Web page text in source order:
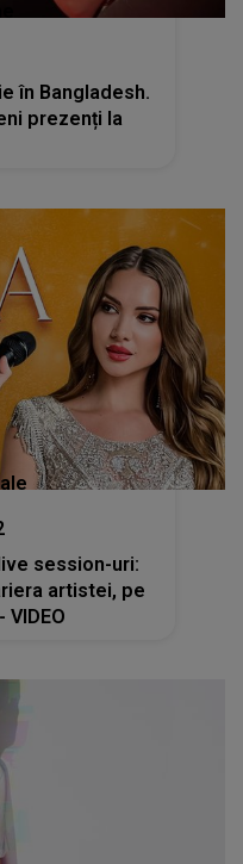
în Bangladesh.
prezenți la
session-uri:
artistei, pe